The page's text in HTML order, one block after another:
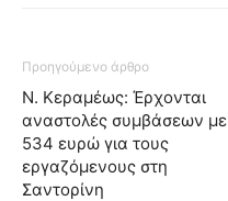
Προηγούμενο άρθρο
Ν. Κεραμέως: Έρχονται
αναστολές συμβάσεων με
534 ευρώ για τους
εργαζόμενους στη
Σαντορίνη